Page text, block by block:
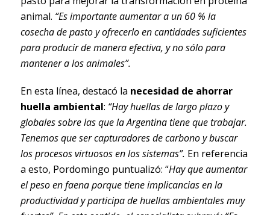
animal. “Es importante aumentar a un 60 % la
cosecha de pasto y ofrecerlo en cantidades suficientes
para producir de manera efectiva, y no sólo para
mantener a los animales”.
En esta línea, destacó la necesidad de ahorrar
huella ambiental: “Hay huellas de largo plazo y
globales sobre las que la Argentina tiene que trabajar.
Tenemos que ser capturadores de carbono y buscar
los procesos virtuosos en los sistemas”. En referencia
a esto, Pordomingo puntualizó: “Hay que aumentar
el peso en faena porque tiene implicancias en la
productividad y participa de huellas ambientales muy